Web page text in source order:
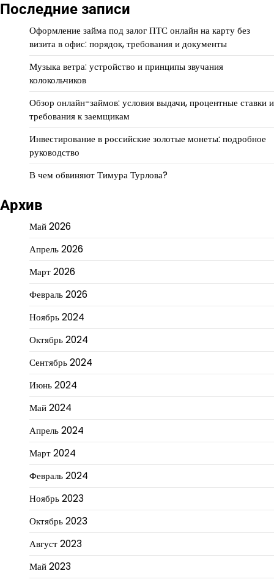
Последние записи
Оформление займа под залог ПТС онлайн на карту без
визита в офис: порядок, требования и документы
Музыка ветра: устройство и принципы звучания
колокольчиков
Обзор онлайн-займов: условия выдачи, процентные ставки и
требования к заемщикам
Инвестирование в российские золотые монеты: подробное
руководство
В чем обвиняют Тимура Турлова?
Архив
Май 2026
Апрель 2026
Март 2026
Февраль 2026
Ноябрь 2024
Октябрь 2024
Сентябрь 2024
Июнь 2024
Май 2024
Апрель 2024
Март 2024
Февраль 2024
Ноябрь 2023
Октябрь 2023
Август 2023
Май 2023